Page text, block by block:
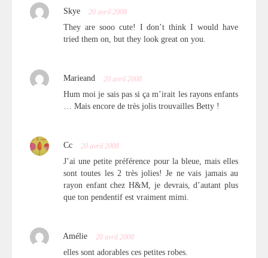
Skye 20 avril 2008
They are sooo cute! I don’t think I would have
tried them on, but they look great on you.
Marieand 20 avril 2008
Hum moi je sais pas si ça m’irait les rayons enfants
… Mais encore de très jolis trouvailles Betty !
Cc 20 avril 2008
J’ai une petite préférence pour la bleue, mais elles
sont toutes les 2 très jolies! Je ne vais jamais au
rayon enfant chez H&M, je devrais, d’autant plus
que ton pendentif est vraiment mimi.
Amélie 20 avril 2008
elles sont adorables ces petites robes.